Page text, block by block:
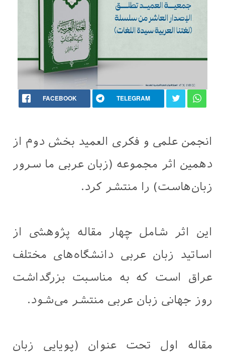
FACEBOOK TELEGRAM
انجمن علمی و فکری العمید بخش دوم از
دهمین اثر مجموعه (زبان عربی ما سرور
زبان‌هاست) را منتشر کرد.
این اثر شامل چهار مقاله پژوهشی از
اساتید زبان عربی دانشگاه‌های مختلف
عراق است که به مناسبت بزرگداشت
روز جهانی زبان عربی منتشر می‌شود.
مقاله اول تحت عنوان (پویایی زبان